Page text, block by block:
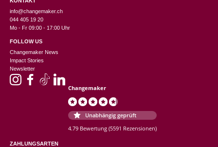
info@changemaker.ch
044 405 19 20
Mo - Fr 09:00 - 17:00 Uhr
FOLLOW US
Changemaker News
Impact Stories
Newsletter
Changemaker
Unabhängig geprüft
4.79 Bewertung (5591 Rezensionen)
ZAHLUNGSARTEN